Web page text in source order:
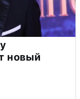
новый